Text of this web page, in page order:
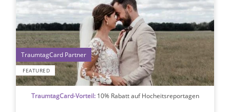
FEATURED
1
TraumtagCard-Vorteil:10% Rabatt auf Hocheitsreportagen